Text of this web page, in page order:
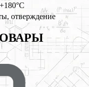
отверждение